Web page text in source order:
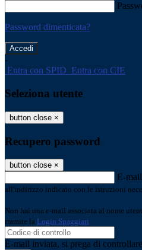
Password dimenticata?
-
Entra con SPID Entra con CIE
Seleziona utente
button close ×
Recupero password
button close ×
E-mail
all'indirizzo indicato con le istruzioni
Non hai una e-mail associata al nome
tramite la Login Spaggiari
E-mail inviata, si prega di